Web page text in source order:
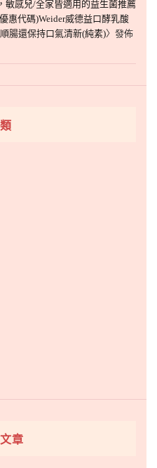
敏感兒/全家皆適用的益生菌推薦
惠代碼)Weider威德益口酵乳酸
腸還保持口氣清新(純素)〉發佈
章